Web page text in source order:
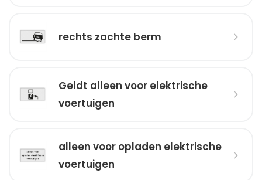
rechts zachte berm
Geldt alleen voor elektrische
voertuigen
alleen voor opladen elektrische
voertuigen